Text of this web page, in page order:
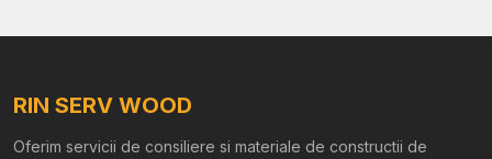
RIN SERV WOOD
Oferim servicii de consiliere si materiale de constructii de